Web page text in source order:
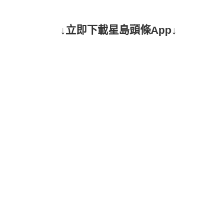
↓立即下載星島頭條App↓